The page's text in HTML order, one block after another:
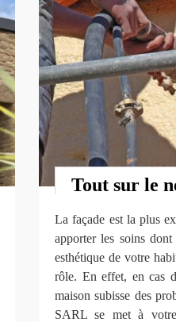
Tout sur le
La façade est la plus
apporter les soins
esthétique de votre
rôle. En effet, en cas
maison subisse des
SARL se met à